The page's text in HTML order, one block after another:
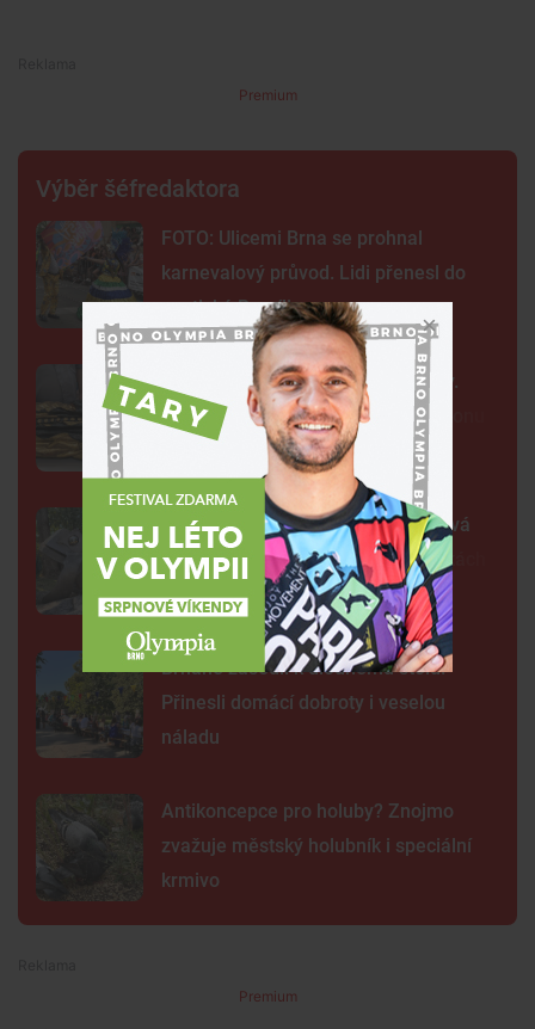
Premium
Výběr šéfredaktora
FOTO: Ulicemi Brna se prohnal
karnevalový průvod. Lidi přenesl do
exotické Brazílie
Neobvyklá pacientka u svaté Anny.
Lékaři vyšetřili 700 let starou madonu
Žába sedí na prameni a bublá. Nová
fontána oživila parčík v Žabovřeskách
Brňané zasedli k dlouhému stolu.
Přinesli domácí dobroty i veselou
náladu
Antikoncepce pro holuby? Znojmo
zvažuje městský holubník i speciální
krmivo
Premium